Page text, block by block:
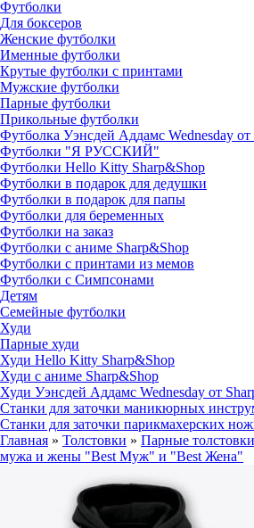
Футболки
Для боксеров
Женские футболки
Именные футболки
Крутые футболки с принтами
Мужские футболки
Парные футболки
Прикольные футболки
Футболка Уэнсдей Аддамс Wednesday от
Футболки "Я РУССКИЙ"
Футболки Hello Kitty Sharp&Shop
Футболки в подарок для дедушки
Футболки в подарок для папы
Футболки для беременных
Футболки на заказ
Футболки с аниме Sharp&Shop
Футболки с принтами из мемов
Футболки с Симпсонами
Детям
Семейные футболки
Худи
Парные худи
Худи Hello Kitty Sharp&Shop
Худи с аниме Sharp&Shop
Худи Уэнсдей Аддамс Wednesday от
Станки для заточки маникюрных
Станки для заточки парикмахерских
Главная » Толстовки » Парные
мужа и жены "Best Муж" и "Best Жена"